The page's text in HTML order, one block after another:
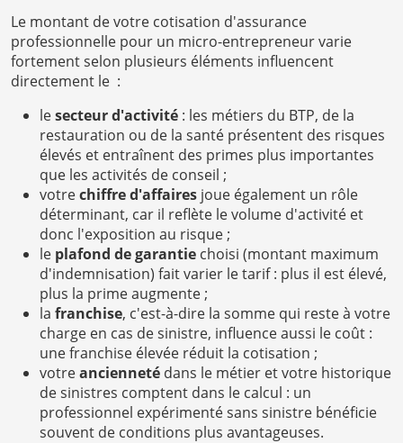
Le montant de votre cotisation d'assurance
professionnelle pour un micro-entrepreneur varie
fortement selon plusieurs éléments influencent
directement le :
lesecteur d'activité : les métiers du BTP, de la
restauration ou de la santé présentent des risques
élevés et entraînent des primes plus importantes
que les activités de conseil ;
votrechiffre d'affaires joue également un rôle
déterminant, car il reflète le volume d'activité et
donc l'exposition au risque ;
le plafond de garantie choisi (montant maximum
d'indemnisation) fait varier le tarif : plus il est élevé,
plus la prime augmente ;
la franchise, c'est-à-dire la somme qui reste à votre
charge en cas de sinistre, influence aussi le coût :
une franchise élevée réduit la cotisation ;
votreancienneté dans le métier et votre historique
de sinistres comptent dans le calcul : un
professionnel expérimenté sans sinistre bénéficie
souvent de conditions plus avantageuses.